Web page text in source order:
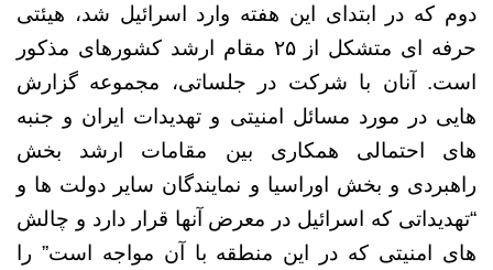
دوم که در ابتدای این هفته وارد اسرائیل شد، هیئتی
حرفه ای متشکل از ۲۵ مقام ارشد کشورهای مذکور
است.آنان
با شرکت در جلساتی، مجموعه گزارش
هایی در مورد مسائل امنیتی و تهدیدات ایران و جنبه
های احتمالی همکاری بین مقامات ارشد بخش
راهبردی و بخش اوراسیا و نمایندگان سایر دولت ها و
“تهدیداتی که اسرائیل در معرض آنها قرار دارد و چالش
های امنیتی که در این منطقه با آن مواجه است” را